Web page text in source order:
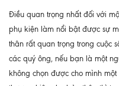
Điều quan trọng nhất đối với
phụ kiện làm nổi bật được sự
thân rất quan trọng trong cuộc
các quý ông, nếu bạn là một
không chọn được cho mình